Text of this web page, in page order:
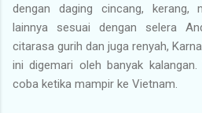
dengan daging cincang, kerang,
lainnya sesuai dengan selera
citarasa gurih dan juga renyah,
ini digemari oleh banyak
coba ketika mampir ke Vietnam.